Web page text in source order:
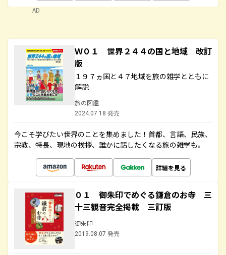
AD
Ｗ０１ 世界２４４の国と地域 改訂
版
１９７ヵ国と４７地域を旅の雑学とともに
解説
旅の図鑑
2024.07.18 発売
今こそ学びたい世界のことを集めました！首都、言語、民族、
宗教、特長、現地の挨拶、誰かに話したくなる旅の雑学も。
詳細を見る
０１ 御朱印でめぐる鎌倉のお寺 三
十三観音完全掲載 三訂版
御朱印
2019.08.07 発売